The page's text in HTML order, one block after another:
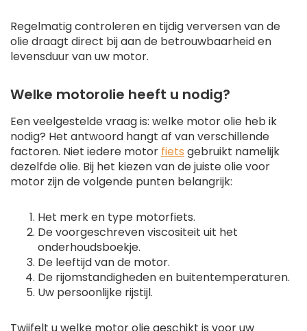
Regelmatig controleren en tijdig verversen van de
olie draagt direct bij aan de betrouwbaarheid en
levensduur van uw motor.
Welke motorolie heeft u nodig?
Een veelgestelde vraag is: welke motor olie heb ik
nodig? Het antwoord hangt af van verschillende
factoren. Niet iedere motor fiets gebruikt namelijk
dezelfde olie. Bij het kiezen van de juiste olie voor
motor zijn de volgende punten belangrijk:
Het merk en type motorfiets.
De voorgeschreven viscositeit uit het
onderhoudsboekje.
De leeftijd van de motor.
De rijomstandigheden en buitentemperaturen.
Uw persoonlijke rijstijl.